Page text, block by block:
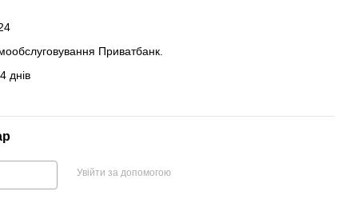
Приватбанк.
днів
Увійти за допомогою